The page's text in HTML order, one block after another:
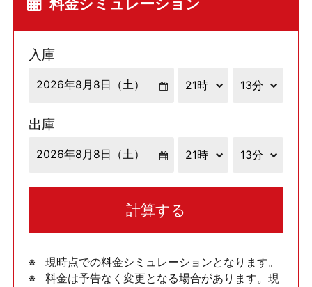
料金シミュレーション
入庫
出庫
計算する
現時点での料金シミュレーションとなります。
料金は予告なく変更となる場合があります。現